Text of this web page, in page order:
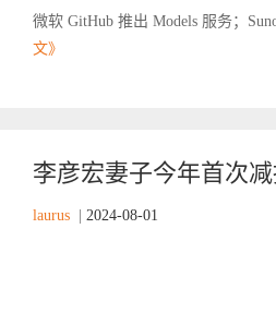
微软 GitHub 推出 Models 服务；
文》
李彦宏妻子今年首次
laurus 2024-08-01